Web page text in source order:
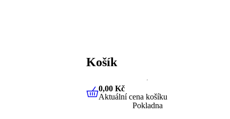
Košík
0,00 KčAktuální cena košíku
0,00 Kč
Aktuální cena košíku
Pokladna